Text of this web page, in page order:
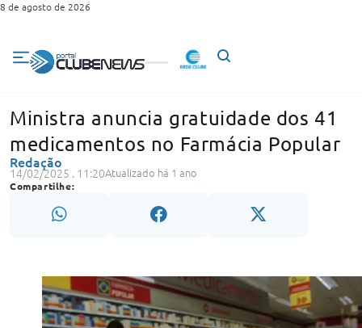
8 de agosto de 2026
Ministra anuncia gratuidade dos 41
medicamentos no Farmácia Popular
Redação
14/02/2025 . 11:20Atualizado há 1 ano
Compartilhe: